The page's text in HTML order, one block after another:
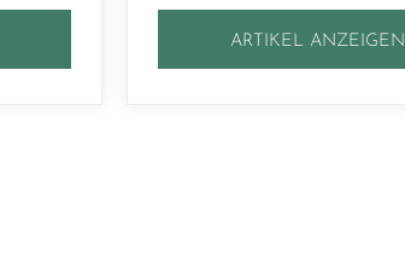
ARTIKEL ANZEIGEN